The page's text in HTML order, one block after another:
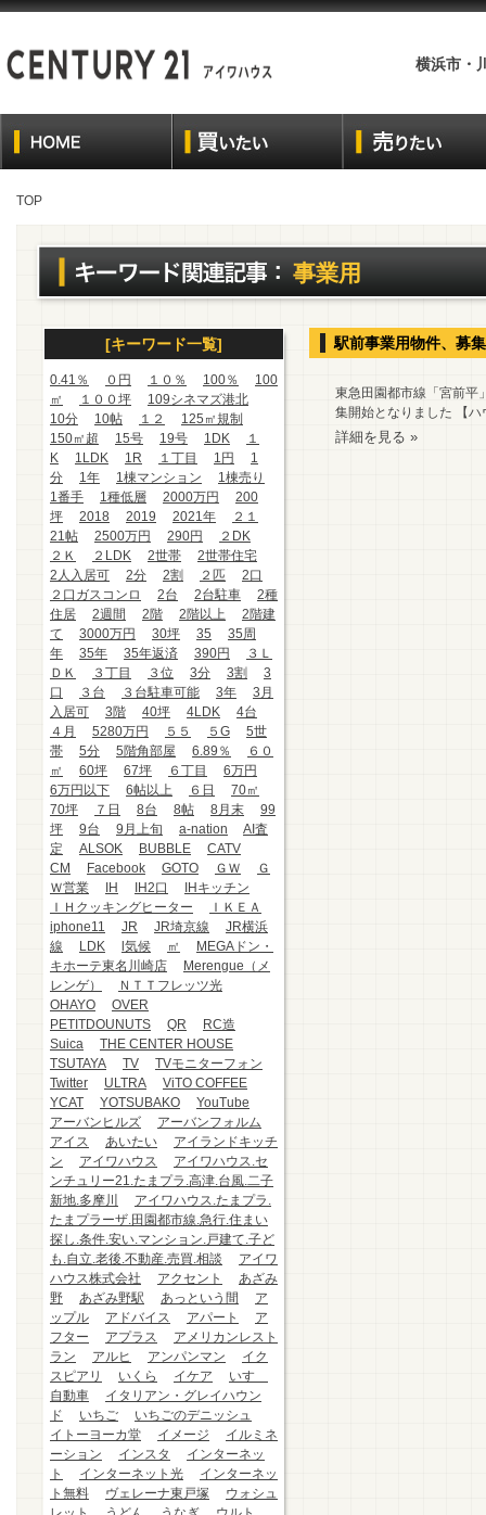
横浜市・
TOP
事業用
[キーワード一覧]
0.41％ ０円 １０％ 100％
100
㎡
１００坪
109シネマズ港北
10分
10帖 １２
125㎡規制
150㎡超
15号 19号 1DK
１
K
1LDK 1R １丁目 1円
1
分
1年 1棟マンション
1棟売り
1番手
1種低層 2000万円
200
坪
2018 2019 2021年
２１
21帖
2500万円 290円
２DK
２Ｋ
２LDK 2世帯
2世帯住宅
2人入居可
2分 2割 ２匹
2口
２口ガスコンロ
2台 2台駐車
2種
住居
2週間 2階 2階以上
2階建
て
3000万円 30坪 35
35周
年
35年 35年返済 390円
３Ｌ
ＤＫ
３丁目 ３位 3分 3割
3
口
３台 ３台駐車可能 3年
3月
入居可
3階 40坪 4LDK
4台
４月
5280万円 ５５ ５G
5世
帯
5分 5階角部屋 6.89％
６０
㎡
60坪 67坪 ６丁目
6万円
6万円以下
6帖以上 ６日
70㎡
70坪
７日 8台 8帖 8月末
99
坪
9台 9月上旬 a-nation
AI査
定
ALSOK BUBBLE
CATV
CM
Facebook GOTO ＧＷ
Ｇ
Ｗ営業
IH IH2口
IHキッチン
ＩＨクッキングヒーター
ＩＫＥＡ
iphone11
JR JR埼京線
JR横浜
線
LDK l気候 ㎡
MEGAドン・
キホーテ東名川崎店
Merengue（メ
レンゲ）
ＮＴＴフレッツ光
OHAYO
OVER
PETITDOUNUTS
QR
RC造
Suica
THE CENTER HOUSE
TSUTAYA
TV
TVモニターフォン
Twitter
ULTRA
ViTO COFFEE
YCAT
YOTSUBAKO
YouTube
アーバンヒルズ
アーバンフォルム
アイス
あいたい
アイランドキッチ
ン
アイワハウス
アイワハウス.セ
ンチュリー21.たまプラ.高津.台風.二子
新地.多摩川
アイワハウス.たまプラ.
たまプラーザ.田園都市線.急行.住まい
探し.条件.安い.マンション.戸建て.子ど
も.自立.老後.不動産.売買.相談
アイワ
ハウス株式会社
アクセント
あざみ
野
あざみ野駅 あっという間
ア
ップル
アドバイス アパート
ア
フター
アプラス
アメリカンレスト
ラン
アルヒ アンパンマン
イク
スピアリ
いくら イケア
いすゞ
自動車
イタリアン・グレイハウン
ド
いちご
いちごのデニッシュ
イトーヨーカ堂
イメージ
イルミネ
ーション
インスタ
インターネッ
ト
インターネット光
インターネッ
ト無料
ヴェレーナ東戸塚
ウォシュ
駅前事業用物件、募
東急田園都市線「宮前平
集開始となりました 【
詳細を見る »